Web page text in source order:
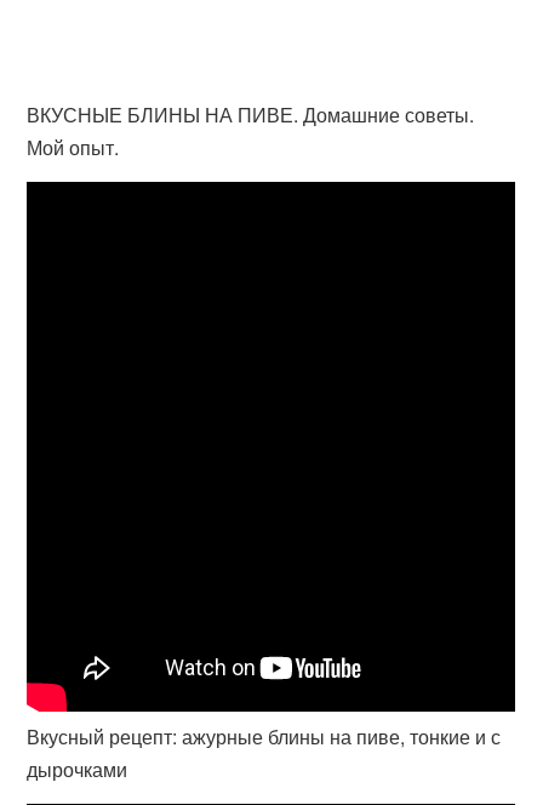
ВКУСНЫЕ БЛИНЫ НА ПИВЕ. Домашние советы.
Мой опыт.
Вкусный рецепт: ажурные блины на пиве, тонкие и с
дырочками